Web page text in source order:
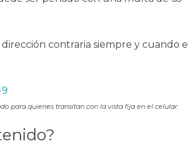
contraria siempre y cuando el
para quienes transitan con la vista fija en el celular.